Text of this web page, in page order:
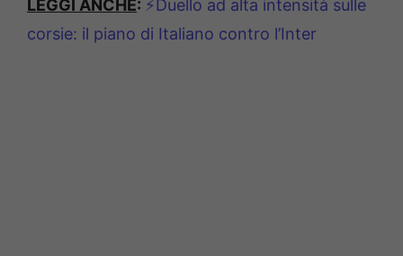
LEGGI ANCHE: ⚡Duello ad alta intensità sulle
corsie: il piano di Italiano contro l’Inter